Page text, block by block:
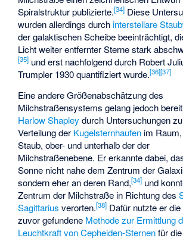
Spiralstruktur publizierte.[34] Diese
wurden allerdings durch interstellare
der galaktischen Scheibe beeinträchtigt,
Licht weiter entfernter Sterne stark
[35] und erst nachfolgend durch Robert
Trumpler 1930 quantifiziert wurde.[36][37]
Eine andere Größenabschätzung des
Milchstraßensystems gelang jedoch
Harlow Shapley durch Untersuchungen
Verteilung der Kugelsternhaufen im
Staub, ober- und unterhalb der der
Milchstraßenebene. Er erkannte dabei,
Sonne nicht nahe dem Zentrum der
sondern eher an deren Rand,[34] und
Zentrum der Milchstraße in Richtung des
Sagittarius verorten.[38] Dafür nutzte er
zuvor gefundene Methode zur Ermittlung
Leuchtkraft von Cepheiden-Sternenfür die